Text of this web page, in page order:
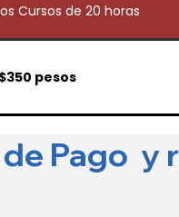
Cursos de 20 horas
$350 pesos
Pago y